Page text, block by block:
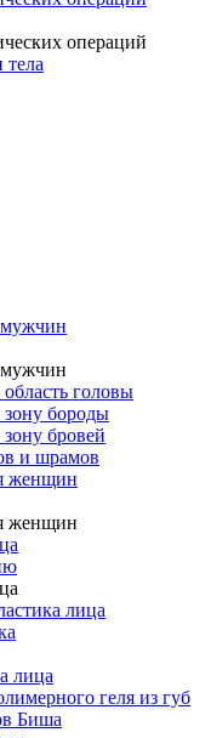
операций
мужчин
мужчин
головы
зону бороды
бровей
и шрамов
женщин
женщин
лица
лица
геля из губ
Биша